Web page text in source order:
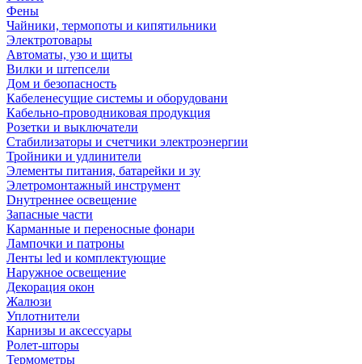
Фены
Чайники, термопоты и кипятильники
Электротовары
Автоматы, узо и щиты
Вилки и штепсели
Дом и безопасность
Кабеленесущие системы и оборудовани
Кабельно-проводниковая продукция
Розетки и выключатели
Стабилизаторы и счетчики электроэнергии
Тройники и удлинители
Элементы питания, батарейки и зу
Элетромонтажный инструмент
Dнутреннее освещение
Запасные части
Карманные и переносные фонари
Лампочки и патроны
Ленты led и комплектующие
Наружное освещение
Декорация окон
Жалюзи
Уплотнители
Карнизы и аксессуары
Ролет-шторы
Термометры